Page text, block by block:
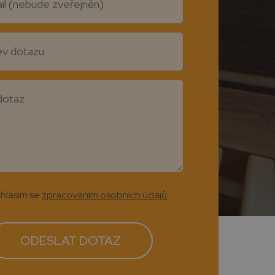
se zpracováním osobních údajů